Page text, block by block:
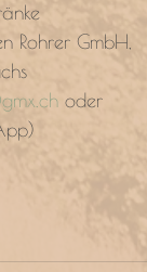
Rohrer GmbH,
oder